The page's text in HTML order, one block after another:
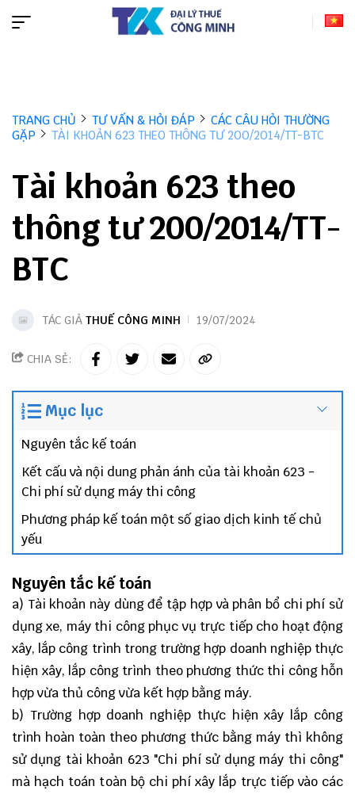
TRANG CHỦ TƯ VẤN & HỎI ĐÁP
CÁC CÂU HỎI THƯỜNG
GẶP
TÀI KHOẢN 623 THEO THÔNG TƯ 200/2014/TT-BTC
Tài khoản 623 theo
thông tư 200/2014/TT-
BTC
TÁC GIẢ THUẾ CÔNG MINH 19/07/2024
CHIA SẺ:
Mục lục
Nguyên tắc kế toán
Kết cấu và nội dung phản ánh của tài khoản 623 -
Chi phí sử dụng máy thi công
Phương pháp kế toán một số giao dịch kinh tế chủ
yếu
Nguyên tắc kế toán
a) Tài khoản này dùng để tập hợp và phân bổ chi phí sử
dụng xe, máy thi công phục vụ trực tiếp cho hoạt động
xây, lắp công trình trong trường hợp doanh nghiệp thực
hiện xây, lắp công trình theo phương thức thi công hỗn
hợp vừa thủ công vừa kết hợp bằng máy.
b) Trường hợp doanh nghiệp thực hiện xây lắp công
trình hoàn toàn theo phương thức bằng máy thì không
sử dụng tài khoản 623 "Chi phí sử dụng máy thi công"
mà hạch toán toàn bộ chi phí xây lắp trực tiếp vào các